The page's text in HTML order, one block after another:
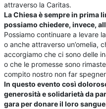
attraverso la Caritas.
La Chiesa è sempre in prima
possiamo chiedere, invece,
Possiamo continuare a levare
o anche attraverso un’omelia,
accorgiamo che ci sono delle
o che le promesse sono
compito nostro non far
In questo evento così
generosità e solidarietà da
gara per donare il loro